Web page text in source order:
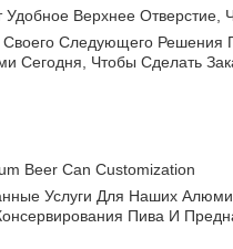
Верхнее Отверстие,
Следующего Решения
Сегодня, Чтобы Сделать
Beer Can Customization
Услуги Для Наших
Пива И